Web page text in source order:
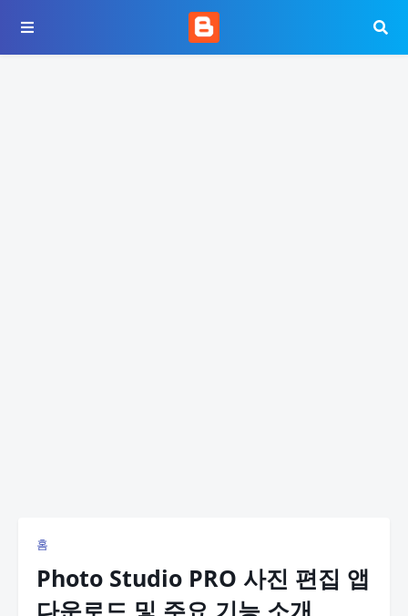
홈
Photo Studio PRO 사진 편집 앱
다운로드 및 주요 기능 소개